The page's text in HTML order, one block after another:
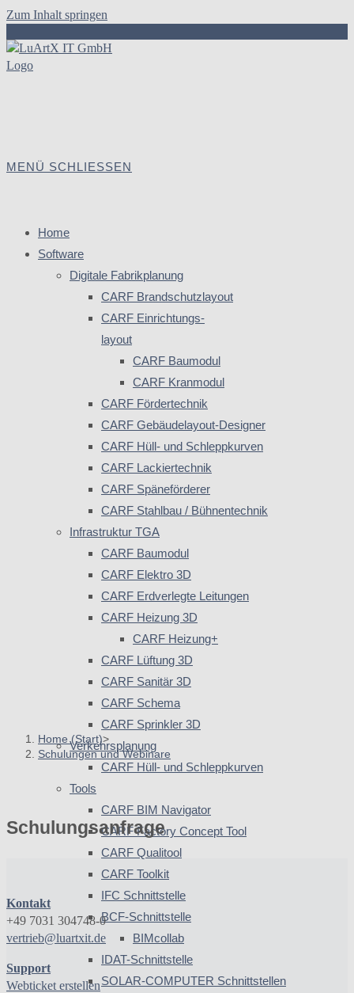
Zum Inhalt springen
MENÜ SCHLIESSEN
Home
Software
Digitale Fabrikplanung
CARF Brandschutzlayout
CARF Einrichtungs-
layout
CARF Baumodul
CARF Kranmodul
CARF Fördertechnik
CARF Gebäudelayout-Designer
CARF Hüll- und Schleppkurven
CARF Lackiertechnik
CARF Späneförderer
CARF Stahlbau / Bühnentechnik
Infrastruktur TGA
CARF Baumodul
CARF Elektro 3D
CARF Erdverlegte Leitungen
CARF Heizung 3D
CARF Heizung+
CARF Lüftung 3D
CARF Sanitär 3D
CARF Schema
CARF Sprinkler 3D
Verkehrsplanung
CARF Hüll- und Schleppkurven
Tools
CARF BIM Navigator
CARF Factory Concept Tool
CARF Qualitool
CARF Toolkit
IFC Schnittstelle
BCF-Schnittstelle
BIMcollab
IDAT-Schnittstelle
SOLAR-COMPUTER Schnittstellen
Home (Start)>
Schulungen und Webinare
Schulungsanfrage
Kontakt
+49 7031 304748-0
vertrieb@luartxit.de
Support
Webticket erstellen